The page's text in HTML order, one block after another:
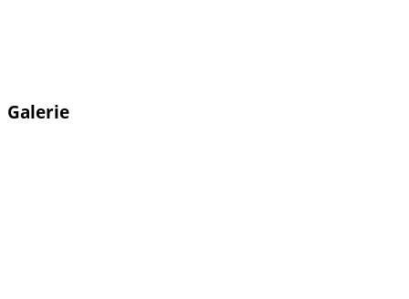
Galerie